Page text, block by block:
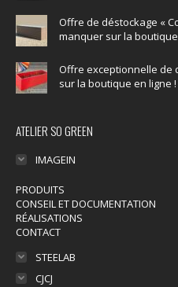
window
Offre de déstockage «
manquer sur la
Offre exceptionnelle de
sur la boutique en ligne !
ATELIER SO GREEN
IMAGEIN
PRODUITS
CONSEIL ET DOCUMENTATION
RÉALISATIONS
CONTACT
STEELAB
CJCJ